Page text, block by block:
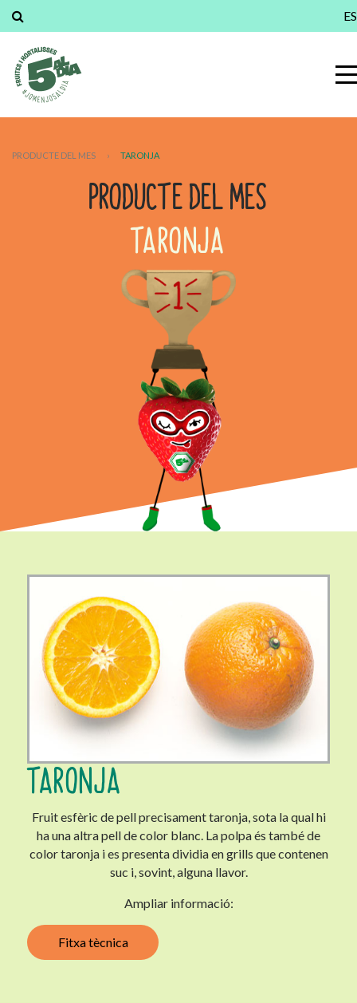
ES
PRODUCTE DEL MES › TARONJA
PRODUCTE DEL MES
TARONJA
TARONJA
Fruit esfèric de pell precisament taronja, sota la qual hi
ha una altra pell de color blanc. La polpa és també de
color taronja i es presenta dividia en grills que contenen
suc i, sovint, alguna llavor.
Ampliar informació:
Fitxa tècnica